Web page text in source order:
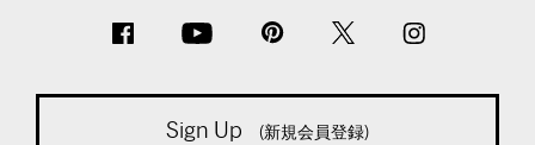
Sign Up (新規会員登録)